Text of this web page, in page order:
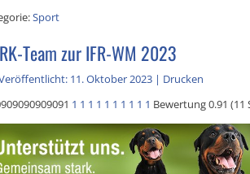
Sport
Team zur IFR-WM 2023
11. Oktober 2023 | Drucken
1 1 1 1 1 1 1 1 1 1 Bewertung 0.91 (11